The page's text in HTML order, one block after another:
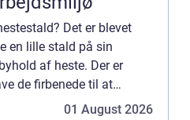
Det er blevet
en lille stald på sin
af heste. Der er
de firbenede til at
karakteristiske01 August 2026